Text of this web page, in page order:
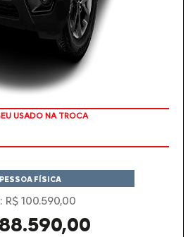
USADO NA TROCA
PESSOA FÍSICA
R$ 100.590,00